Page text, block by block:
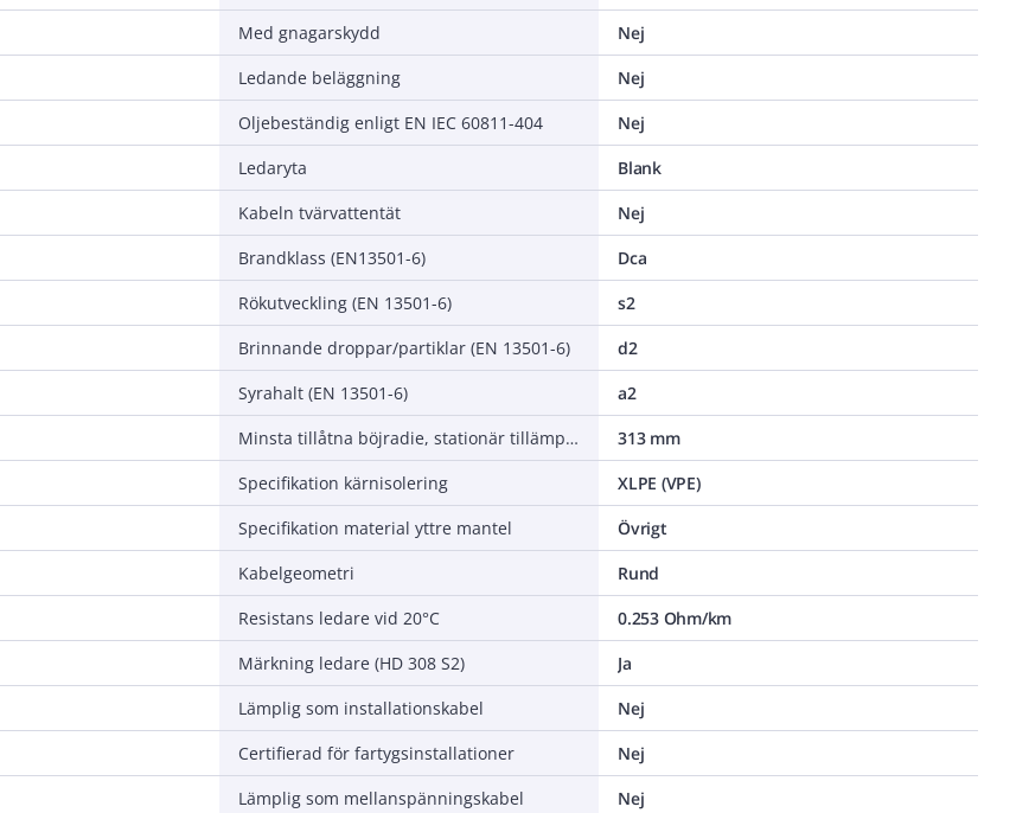
Med gnagarskydd
Nej
Ledande beläggning
Nej
Oljebeständig enligt EN IEC 60811-404
Nej
Ledaryta
Blank
Kabeln tvärvattentät
Nej
Brandklass (EN13501-6)
Dca
Rökutveckling (EN 13501-6)
s2
Brinnande droppar/partiklar (EN 13501-6)
d2
Syrahalt (EN 13501-6)
a2
Minsta tillåtna böjradie, stationär tillämpning/permanent installation
313 mm
Specifikation kärnisolering
XLPE (VPE)
Specifikation material yttre mantel
Övrigt
Kabelgeometri
Rund
Resistans ledare vid 20°C
0.253 Ohm/km
Märkning ledare (HD 308 S2)
Ja
Lämplig som installationskabel
Nej
Certifierad för fartygsinstallationer
Nej
Lämplig som mellanspänningskabel
Nej